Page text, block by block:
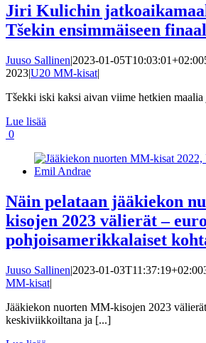
Jiri Kulichin
Tšekin ensimmäiseen
Juuso Sallinen|2023-01-05T10:03:01+02:00
2023|U20 MM-kisat|
Tšekki iski kaksi aivan viime hetkien
Lue lisää
0
Näin pelataan jääkiekon
kisojen 2023 välierät –
pohjoisamerikkalaiset
Juuso Sallinen|2023-01-03T11:37:19+02:00
MM-kisat|
Jääkiekon nuorten MM-kisojen 2023
keskiviikkoiltana ja [...]